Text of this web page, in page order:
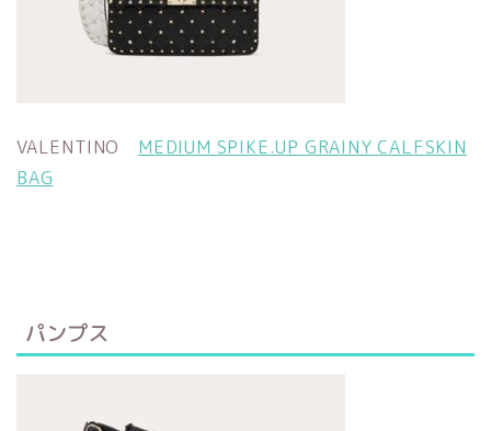
VALENTINO MEDIUM SPIKE.UP GRAINY CALFSKIN
BAG
パンプス